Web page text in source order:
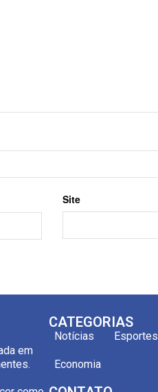
Site
em
CATEGORIAS
Notícias Esportes
Economia